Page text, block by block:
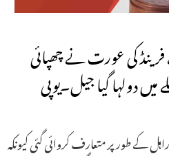
کی عورت نے چھپائی
دولہا گیا جیل۔یوپی
کے طور پر متعارف کروائی گئی کیونکہ